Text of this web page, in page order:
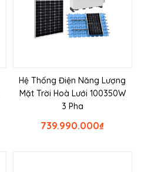
Hệ Thống Điện Năng Lượng
Mặt Trời Hoà Lưới 100350W
3 Pha
₫
739.990.000